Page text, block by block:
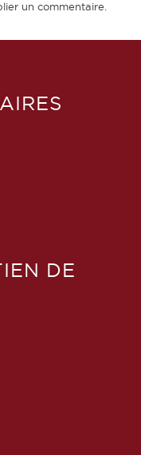
un commentaire.
DE